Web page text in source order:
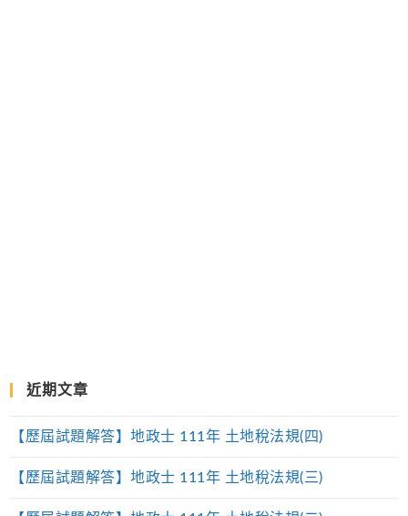
近期文章
【歷屆試題解答】地政士 111年 土地稅法規(四)
【歷屆試題解答】地政士 111年 土地稅法規(三)